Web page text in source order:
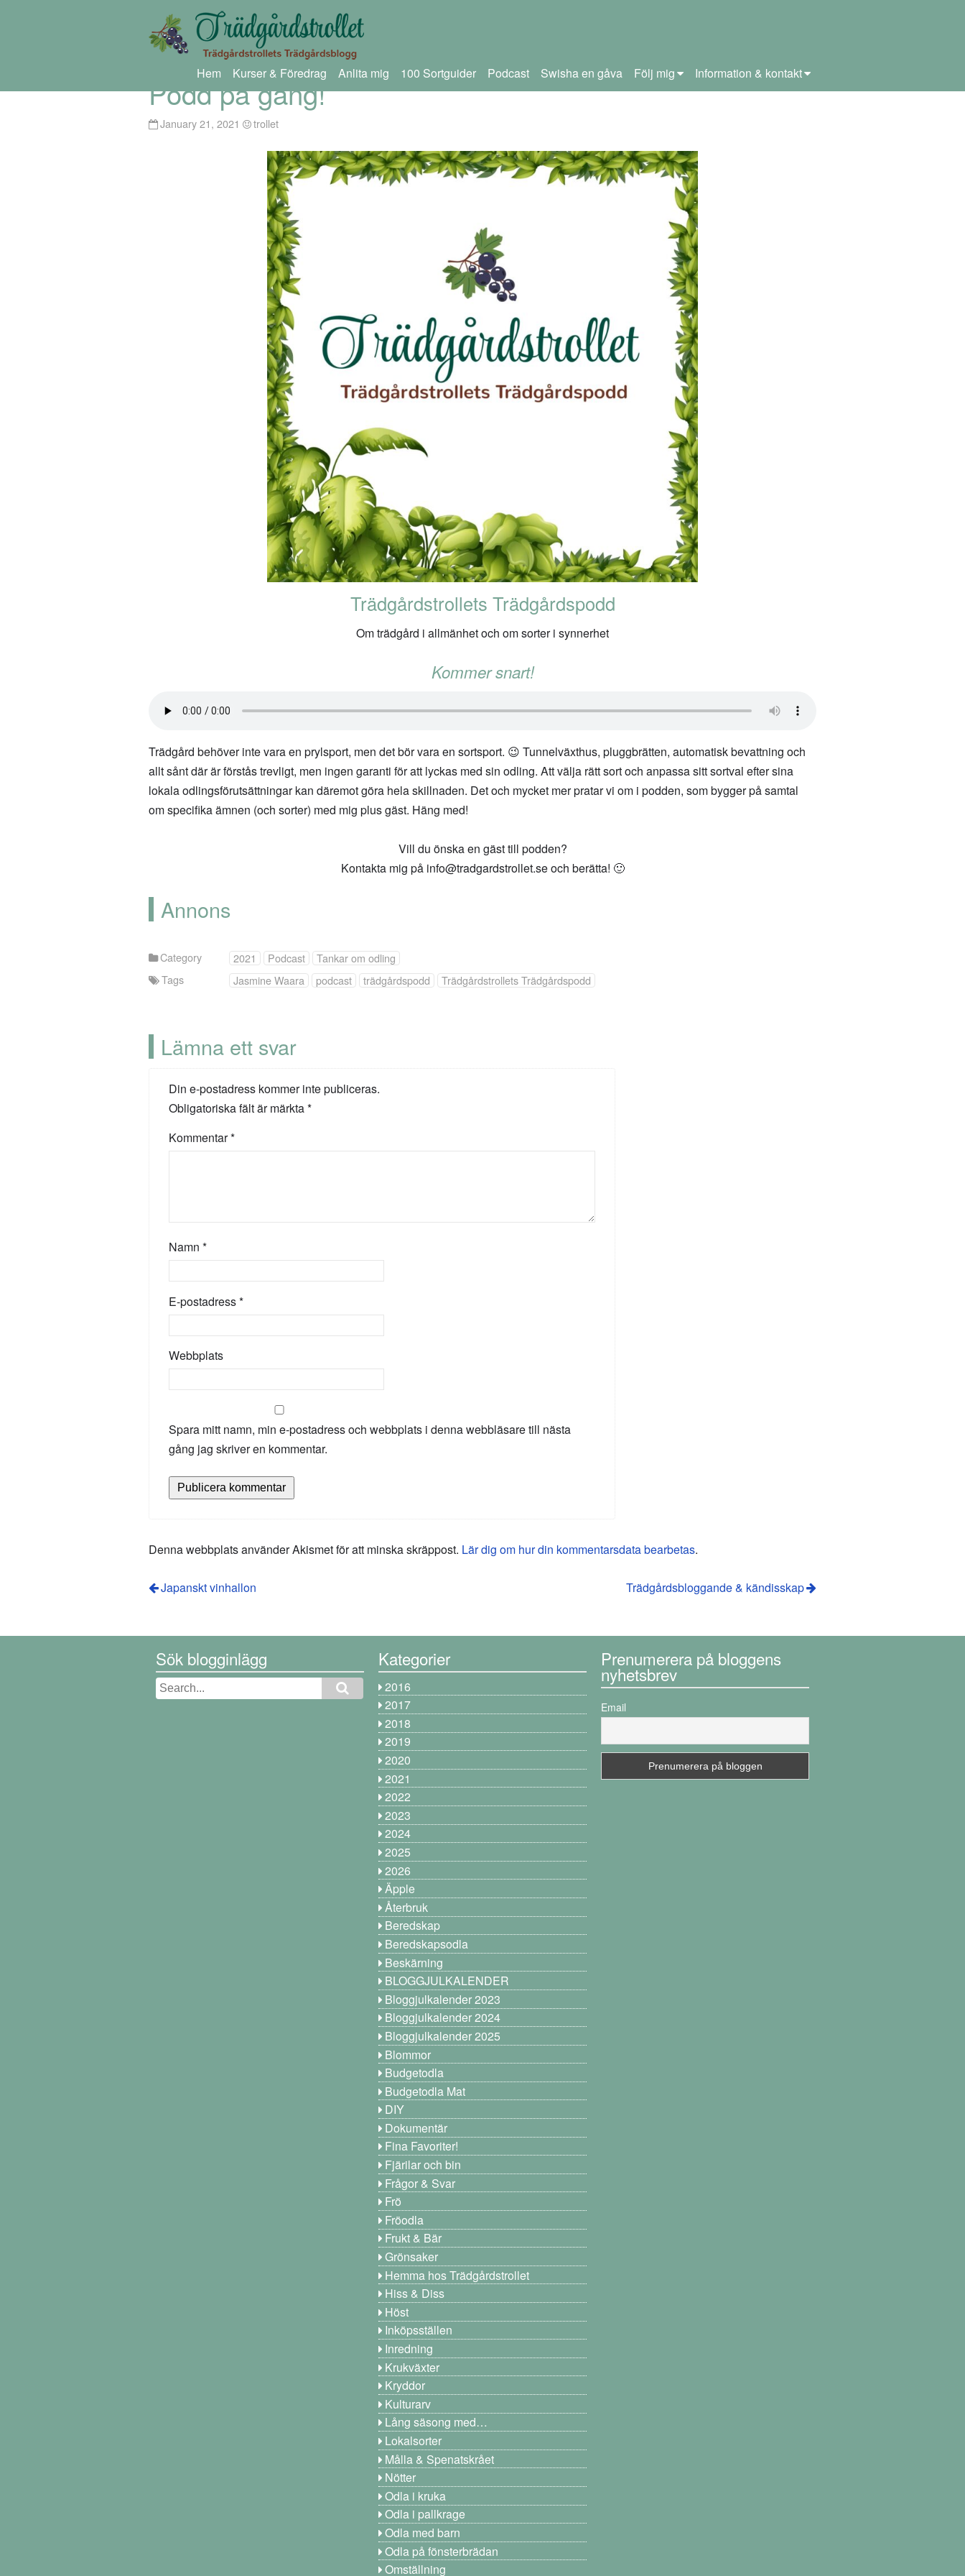
Hem Kurser & Föredrag Anlita mig 100 Sortguider Podcast Swisha en gåva Följ mig Information & kontakt
Podd på gång!
January 21, 2021 trollet
Trädgårdstrollets Trädgårdspodd
Om trädgård i allmänhet och om sorter i synnerhet
Kommer snart!
Trädgård behöver inte vara en prylsport, men det bör vara en sortsport. 😉 Tunnelväxthus, pluggbrätten, automatisk bevattning och
allt sånt där är förstås trevligt, men ingen garanti för att lyckas med sin odling. Att välja rätt sort och anpassa sitt sortval efter sina
lokala odlingsförutsättningar kan däremot göra hela skillnaden. Det och mycket mer pratar vi om i podden, som bygger på samtal
om specifika ämnen (och sorter) med mig plus gäst. Häng med!
Vill du önska en gäst till podden?
Kontakta mig på info@tradgardstrollet.se och berätta! 🙂
Annons
Category 2021 Podcast
Tankar om odling
Tags
Jasmine Waara podcast trädgårdspodd Trädgårdstrollets Trädgårdspodd
Lämna ett svar
Din e-postadress kommer inte publiceras.
Obligatoriska fält är märkta*
Kommentar*
Namn*
E-postadress*
Webbplats
Spara mitt namn, min e-postadress och webbplats i denna webbläsare till nästa
gång jag skriver en kommentar.
Denna webbplats använder Akismet för att minska skräppost. Lär dig om hur din kommentarsdata bearbetas.
Japanskt vinhallon Trädgårdsbloggande & kändisskap
Sök blogginlägg Kategorier
2016
2017
2018
2019
2020
2021
2022
2023
2024
2025
2026
Äpple
Återbruk
Beredskap
Beredskapsodla
Beskärning
BLOGGJULKALENDER
Bloggjulkalender 2023
Bloggjulkalender 2024
Bloggjulkalender 2025
Blommor
Budgetodla
Budgetodla Mat
DIY
Dokumentär
Fina Favoriter!
Fjärilar och bin
Frågor & Svar
Frö
Fröodla
Frukt & Bär
Grönsaker
Hemma hos Trädgårdstrollet
Hiss & Diss
Höst
Inköpsställen
Inredning
Krukväxter
Kryddor
Kulturarv
Lång säsong med…
Lokalsorter
Målla & Spenatskrået
Nötter
Odla i kruka
Odla i pallkrage
Odla med barn
Odla på fönsterbrädan
Omställning
Prenumerera på bloggens
nyhetsbrev
Email